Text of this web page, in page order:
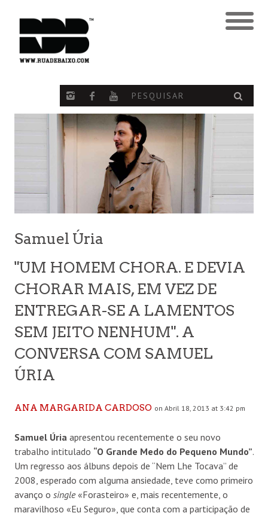
Samuel Úria
"UM HOMEM CHORA. E DEVIA
CHORAR MAIS, EM VEZ DE
ENTREGAR-SE A LAMENTOS
SEM JEITO NENHUM". A
CONVERSA COM SAMUEL
ÚRIA
ANA MARGARIDA CARDOSO on Abril 18, 2013 at 3:42 pm
Samuel Úria apresentou recentemente o seu novo
trabalho intitulado “O Grande Medo do Pequeno Mundo”.
Um regresso aos álbuns depois de “Nem Lhe Tocava” de
2008, esperado com alguma ansiedade, teve como primeiro
avanço o single«Forasteiro» e, mais recentemente, o
maravilhoso «Eu Seguro», que conta com a participação de